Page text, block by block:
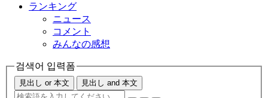
ランキング
ニュース
コメント
みんなの感想
검색어 입력폼
見出し or 本文 見出し and 本文